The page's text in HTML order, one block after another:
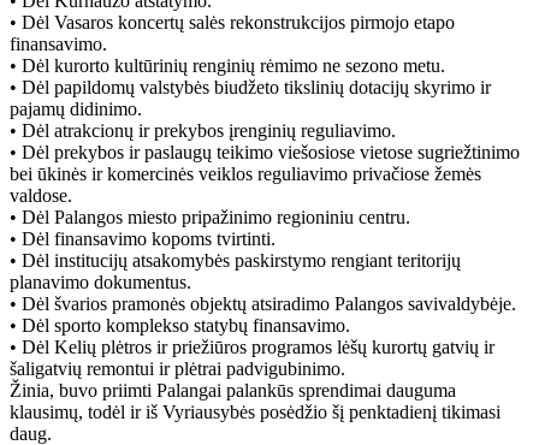
• Dėl Vasaros koncertų salės rekonstrukcijos pirmojo etapo
finansavimo.
• Dėl kurorto kultūrinių renginių rėmimo ne sezono metu.
• Dėl papildomų valstybės biudžeto tikslinių dotacijų skyrimo ir
pajamų didinimo.
• Dėl atrakcionų ir prekybos įrenginių reguliavimo.
• Dėl prekybos ir paslaugų teikimo viešosiose vietose sugriežtinimo
bei ūkinės ir komercinės veiklos reguliavimo privačiose žemės
valdose.
• Dėl Palangos miesto pripažinimo regioniniu centru.
• Dėl finansavimo kopoms tvirtinti.
• Dėl institucijų atsakomybės paskirstymo rengiant teritorijų
planavimo dokumentus.
• Dėl švarios pramonės objektų atsiradimo Palangos savivaldybėje.
• Dėl sporto komplekso statybų finansavimo.
• Dėl Kelių plėtros ir priežiūros programos lėšų kurortų gatvių ir
šaligatvių remontui ir plėtrai padvigubinimo.
Žinia, buvo priimti Palangai palankūs sprendimai dauguma
klausimų, todėl ir iš Vyriausybės posėdžio šį penktadienį tikimasi
daug.